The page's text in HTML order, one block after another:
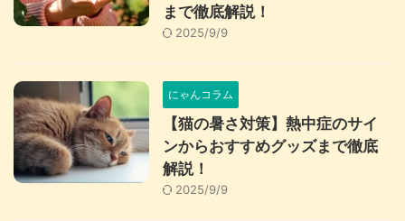
まで徹底解説！
2025/9/9
にゃんコラム
【猫の暑さ対策】熱中症のサイ
ンからおすすめグッズまで徹底
解説！
2025/9/9